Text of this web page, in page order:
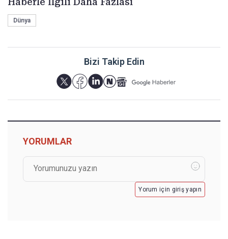
Dünya
Bizi Takip Edin
YORUMLAR
Yorum için giriş yapın